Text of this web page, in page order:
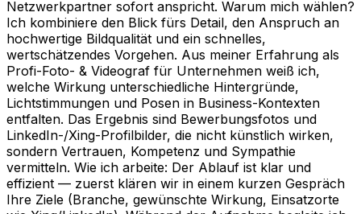
Netzwerkpartner sofort anspricht. Warum mich wählen?
Ich kombiniere den Blick fürs Detail, den Anspruch an
hochwertige Bildqualität und ein schnelles,
wertschätzendes Vorgehen. Aus meiner Erfahrung als
Profi-Foto- & Videograf für Unternehmen weiß ich,
welche Wirkung unterschiedliche Hintergründe,
Lichtstimmungen und Posen in Business-Kontexten
entfalten. Das Ergebnis sind Bewerbungsfotos und
LinkedIn-/Xing-Profilbilder, die nicht künstlich wirken,
sondern Vertrauen, Kompetenz und Sympathie
vermitteln. Wie ich arbeite: Der Ablauf ist klar und
effizient — zuerst klären wir in einem kurzen Gespräch
Ihre Ziele (Branche, gewünschte Wirkung, Einsatzorte